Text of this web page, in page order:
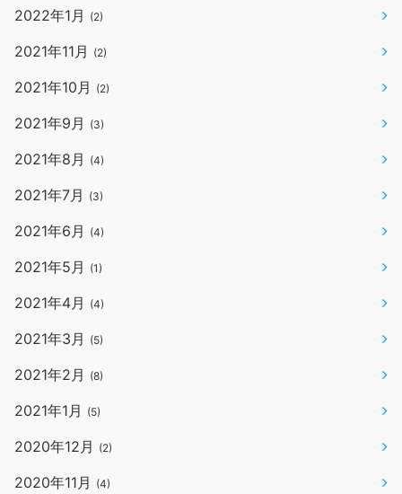
2022年1月 (2)
2021年11月 (2)
2021年10月 (2)
2021年9月 (3)
2021年8月 (4)
2021年7月 (3)
2021年6月 (4)
2021年5月 (1)
2021年4月 (4)
2021年3月 (5)
2021年2月 (8)
2021年1月 (5)
2020年12月 (2)
2020年11月 (4)